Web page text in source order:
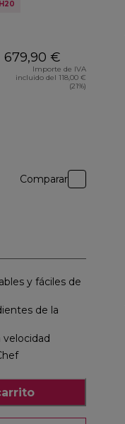
679,90 €
Importe de IVA
incluido del 118,00 €
(21%)
Comparar
y fáciles de
de la
velocidad